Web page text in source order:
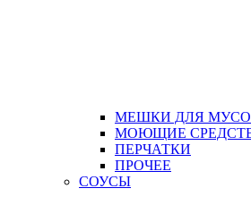
МЕШКИ ДЛЯ
МОЮЩИЕ
ПЕРЧАТКИ
ПРОЧЕЕ
СОУСЫ